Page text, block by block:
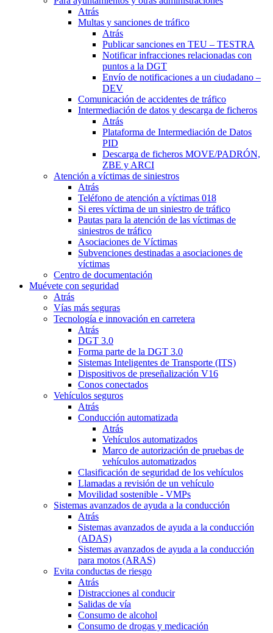
Atrás
Multas y sanciones de tráfico
Atrás
Publicar sanciones en TEU – TESTRA
Notificar infracciones relacionadas con
puntos a la DGT
Envío de notificaciones a un ciudadano –
DEV
Comunicación de accidentes de tráfico
Intermediación de datos y descarga de ficheros
Atrás
Plataforma de Intermediación de Datos
PID
Descarga de ficheros MOVE/PADRÓN,
ZBE y ARCI
Atención a víctimas de siniestros
Atrás
Teléfono de atención a víctimas 018
Si eres víctima de un siniestro de tráfico
Pautas para la atención de las víctimas de
siniestros de tráfico
Asociaciones de Víctimas
Subvenciones destinadas a asociaciones de
víctimas
Centro de documentación
Muévete con seguridad
Atrás
Vías más seguras
Tecnología e innovación en carretera
Atrás
DGT 3.0
Forma parte de la DGT 3.0
Sistemas Inteligentes de Transporte (ITS)
Dispositivos de preseñalización V16
Conos conectados
Vehículos seguros
Atrás
Conducción automatizada
Atrás
Vehículos automatizados
Marco de autorización de pruebas de
vehículos automatizados
Clasificación de seguridad de los vehículos
Llamadas a revisión de un vehículo
Movilidad sostenible - VMPs
Sistemas avanzados de ayuda a la conducción
Atrás
Sistemas avanzados de ayuda a la conducción
(ADAS)
Sistemas avanzados de ayuda a la conducción
para motos (ARAS)
Evita conductas de riesgo
Atrás
Distracciones al conducir
Salidas de vía
Consumo de alcohol
Consumo de drogas y medicación